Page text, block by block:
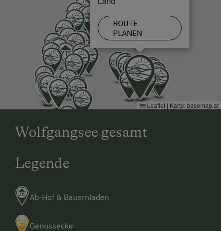
ROUTE
PLANEN
Leaflet | Karte:basemap.at
Wolfgangsee gesamt
Legende
Ab-Hof & Bauernladen
Genussecke